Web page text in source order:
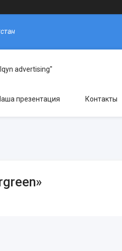
advertising"
презентация Контакты